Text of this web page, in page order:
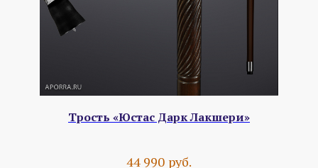
Трость «Юстас Дарк Лакшери»
44 990 руб.